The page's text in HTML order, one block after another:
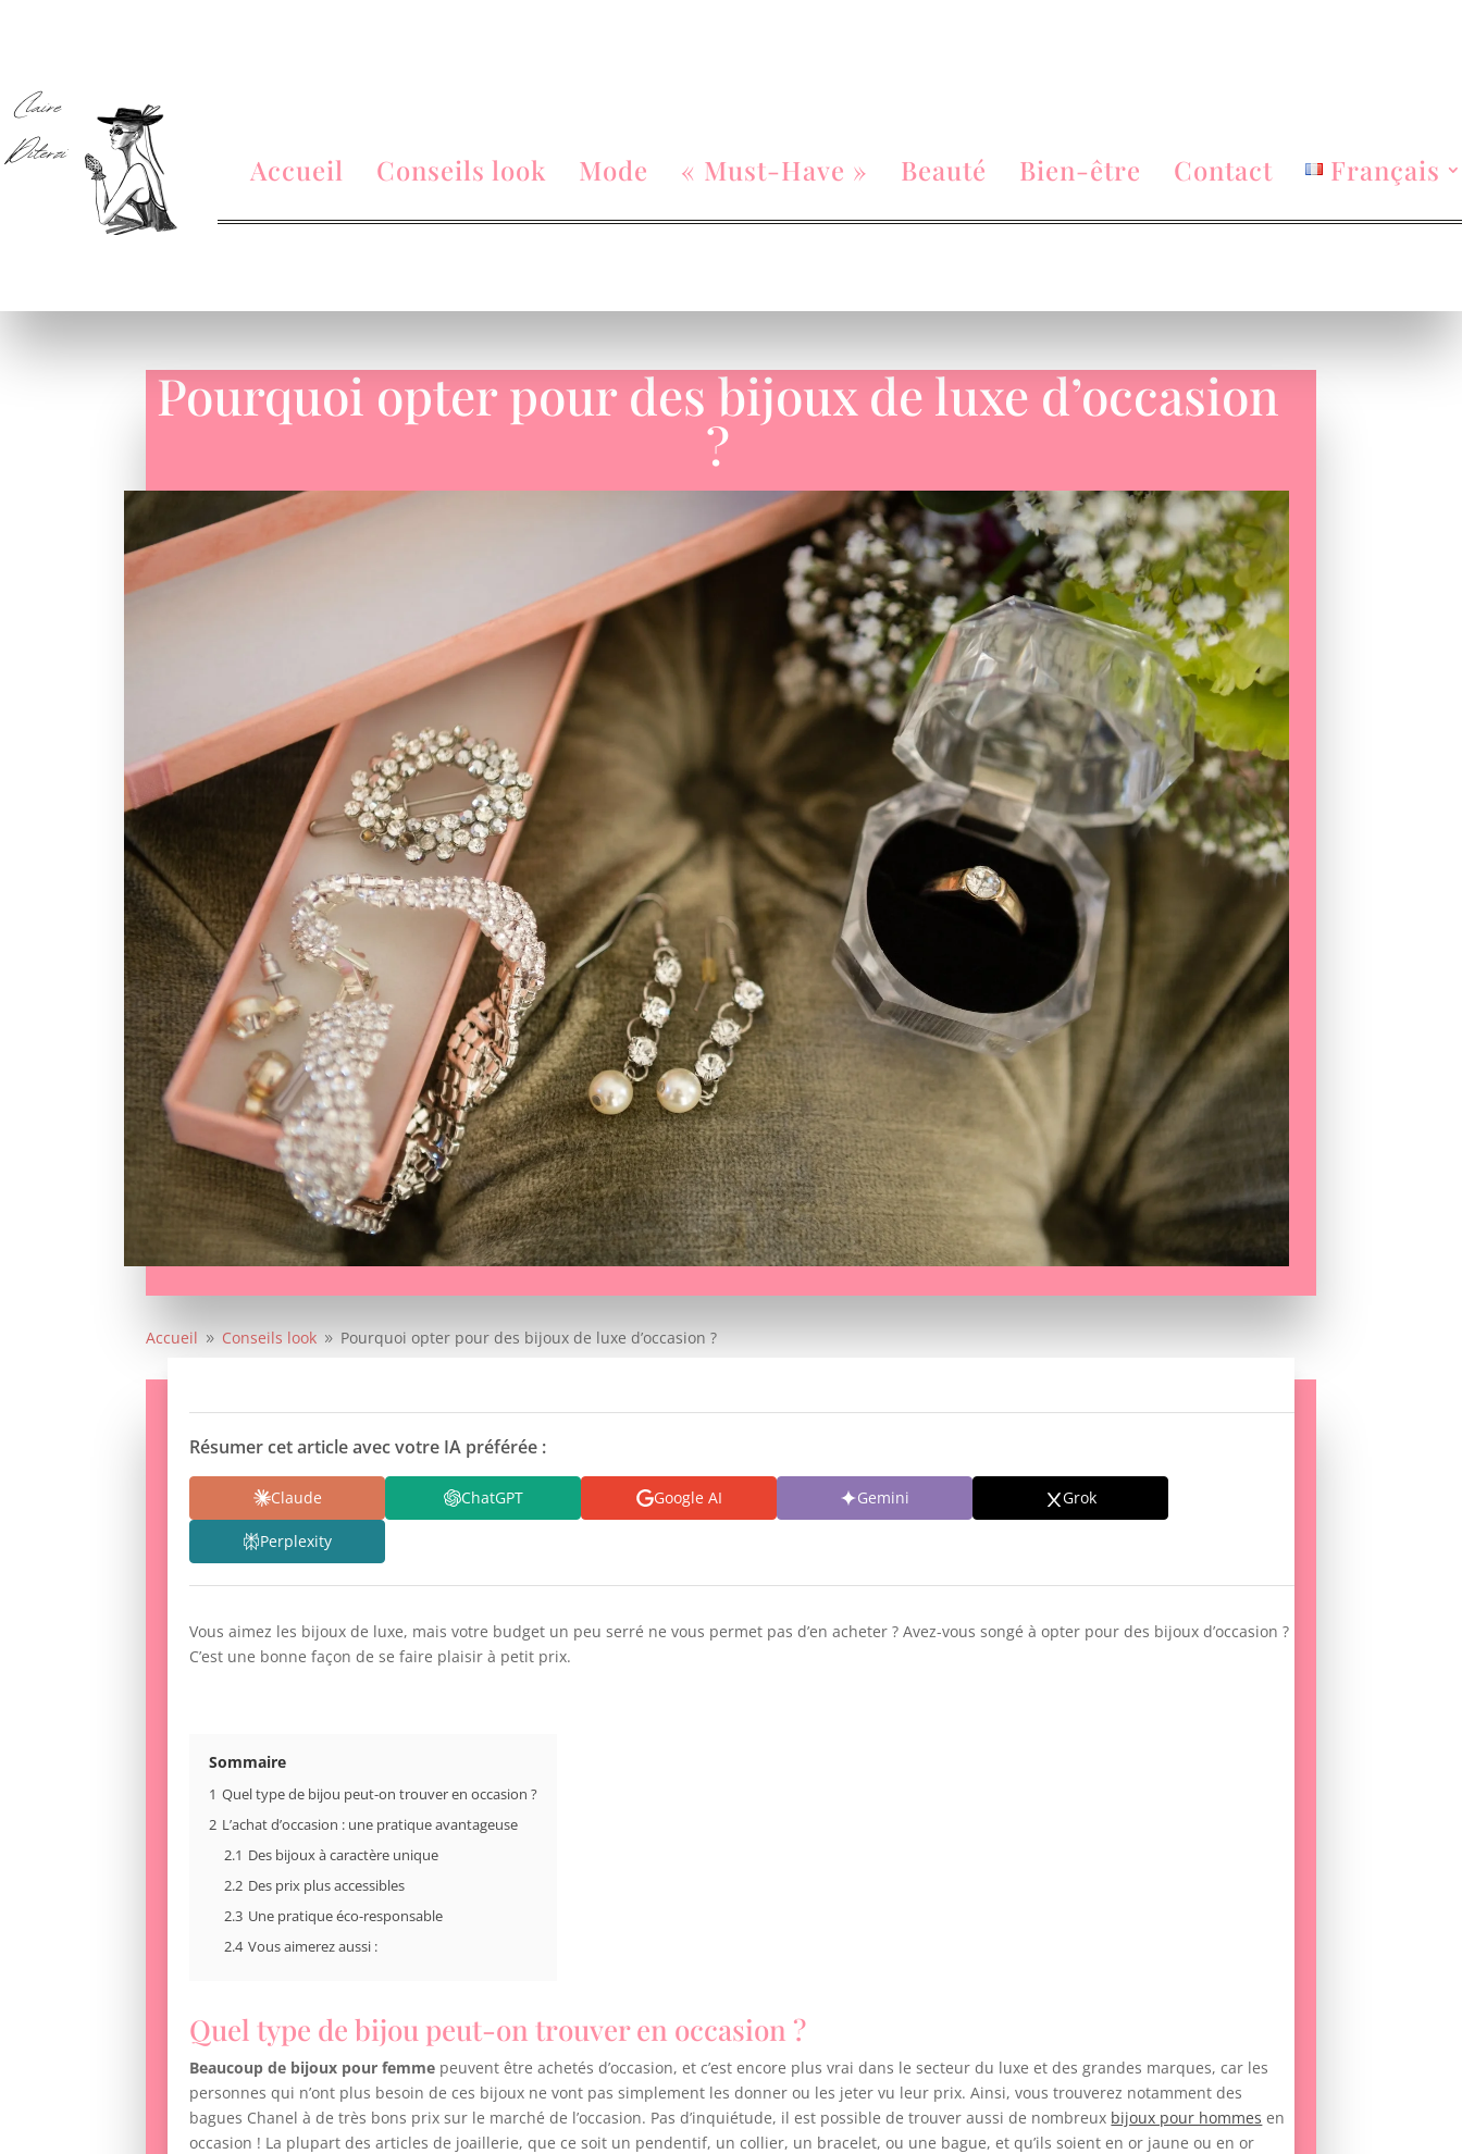
Accueil Conseils look Mode « Must-Have » Beauté Bien-être Contact Français
Pourquoi opter pour des bijoux de luxe d’occasion
?
Accueil 9 Conseils look 9 Pourquoi opter pour des bijoux de luxe d’occasion ?
Résumer cet article avec votre IA préférée :
Claude ChatGPT Google AI Gemini Grok
Perplexity
Vous aimez les bijoux de luxe, mais votre budget un peu serré ne vous permet pas d’en acheter ? Avez-vous songé à opter pour des bijoux d’occasion ?
C’est une bonne façon de se faire plaisir à petit prix.
Sommaire
1 Quel type de bijou peut-on trouver en occasion ?
2 L’achat d’occasion : une pratique avantageuse
2.1 Des bijoux à caractère unique
2.2 Des prix plus accessibles
2.3 Une pratique éco-responsable
2.4 Vous aimerez aussi :
Quel type de bijou peut-on trouver en occasion ?
Beaucoup de bijoux pour femme peuvent être achetés d’occasion, et c’est encore plus vrai dans le secteur du luxe et des grandes marques, car les
personnes qui n’ont plus besoin de ces bijoux ne vont pas simplement les donner ou les jeter vu leur prix. Ainsi, vous trouverez notamment des
bagues Chanel à de très bons prix sur le marché de l’occasion. Pas d’inquiétude, il est possible de trouver aussi de nombreux bijoux pour hommes en
occasion ! La plupart des articles de joaillerie, que ce soit un pendentif, un collier, un bracelet, ou une bague, et qu’ils soient en or jaune ou en or